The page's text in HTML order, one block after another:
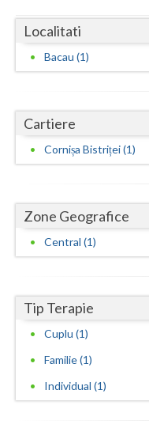
Harghita
Hunedoara
Iasi
Mehedinti
Mures
Olt
Prahova
Salaj
Satu-Mare
Localitati
Bacau (1)
Cartiere
Cornișa Bistriței (1)
Zone Geografice
Central (1)
Tip Terapie
Cuplu (1)
Familie (1)
Individual (1)